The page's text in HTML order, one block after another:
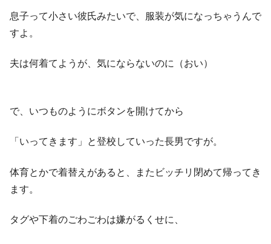
息子って小さい彼氏みたいで、服装が気になっちゃうんで
すよ。
夫は何着てようが、気にならないのに（おい）
で、いつものようにボタンを開けてから
「いってきます」と登校していった長男ですが。
体育とかで着替えがあると、またビッチリ閉めて帰ってき
ます。
タグや下着のごわごわは嫌がるくせに、